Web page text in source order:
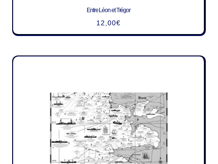
Entre Léon et Trégor
12,00€